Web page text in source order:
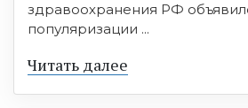
здравоохранения РФ
популяризации ...
Читать далее